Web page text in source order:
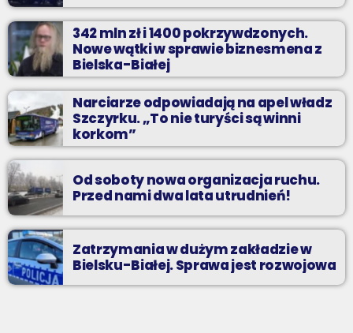
342 mln zł i 1400 pokrzywdzonych.
Nowe wątki w sprawie biznesmena z
Bielska-Białej
Narciarze odpowiadają na apel władz
Szczyrku. „To nie turyści są winni
korkom”
Od soboty nowa organizacja ruchu.
Przed nami dwa lata utrudnień!
Zatrzymania w dużym zakładzie w
Bielsku-Białej. Sprawa jest rozwojowa